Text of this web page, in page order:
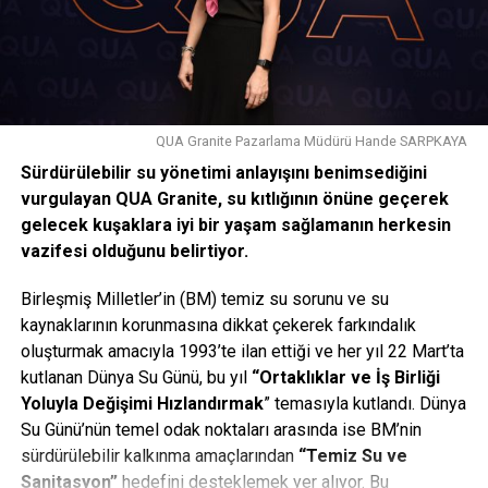
gösterilerle protesto edilmişti. Çeşitli kentlerde haftalık
düzenlenen barışçıl gösteriler daha sonra ülke geneline
Tarihi Hz. Ömer Camisi, devrimin başlangıcında muhalifler
tarafından bir süre hastane olarak kullanılmıştı.
Facebook
Mastodon
EmailShare
İLIŞKILI BAŞLIKLAR:
ERDOĞAN’DAN KEVSER SURELİ IRKÇILIK MESAJI
KAÇIRMAYIN
MİLLİ TANK ALTAY ZORLU TESTLERİ GEÇİYOR
QUA Granite Pazarlama Müdürü Hande SARPKAYA
Sürdürülebilir su yönetimi anlayışını benimsediğini
vurgulayan QUA Granite, su kıtlığının önüne geçerek
gelecek kuşaklara iyi bir yaşam sağlamanın herkesin
vazifesi olduğunu belirtiyor.
Birleşmiş Milletler’in (BM) temiz su sorunu ve su
kaynaklarının korunmasına dikkat çekerek farkındalık
oluşturmak amacıyla 1993’te ilan ettiği ve her yıl 22 Mart’ta
kutlanan Dünya Su Günü, bu yıl “Ortaklıklar ve İş Birliği
Yoluyla Değişimi Hızlandırmak” temasıyla kutlandı. Dünya
Su Günü’nün temel odak noktaları arasında ise BM’nin
sürdürülebilir kalkınma amaçlarından “Temiz Su ve
Sanitasyon”hedefini desteklemek yer alıyor. Bu